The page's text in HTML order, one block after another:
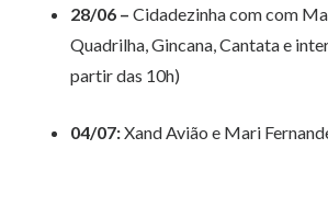
28/06 – Cidadezinha com com
Quadrilha, Gincana, Cantata e
partir das 10h)
04/07:Xand Avião e Mari